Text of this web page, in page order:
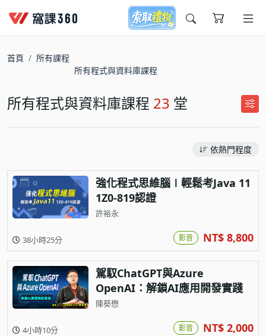
今天想要學什麼?
首頁
所有課程
所有程式與資料庫課程
所有程式與資料庫課程 23 堂
依熱門程度
強化程式思維腦∣輕鬆考Java 11
1Z0-819認證
許裕永
38小時25分 影音 NT$ 8,800
駕馭ChatGPT與Azure
OpenAI：解鎖AI應用開發實踐
陳葵懋
4小時10分 影音 NT$ 2,000